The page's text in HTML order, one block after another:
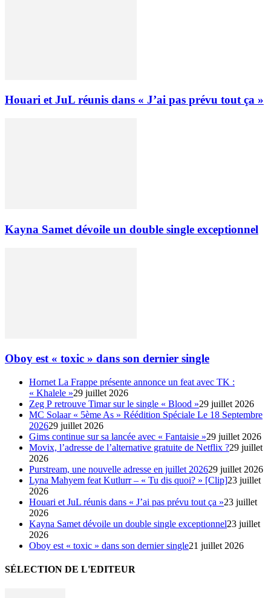
Houari et JuL réunis dans « J’ai pas prévu tout ça »
Kayna Samet dévoile un double single exceptionnel
Oboy est « toxic » dans son dernier single
Hornet La Frappe présente annonce un feat avec TK :
« Khalele »29 juillet 2026
Zeg P retrouve Timar sur le single « Blood »29 juillet 2026
MC Solaar « 5ème As » Réédition Spéciale Le 18 Septembre
202629 juillet 2026
Gims continue sur sa lancée avec « Fantaisie »29 juillet 2026
Movix, l’adresse de l’alternative gratuite de Netflix ?29 juillet
2026
Purstream, une nouvelle adresse en juillet 202629 juillet 2026
Lyna Mahyem feat Kutlurr – « Tu dis quoi? » [Clip]23 juillet
2026
Houari et JuL réunis dans « J’ai pas prévu tout ça »23 juillet
2026
Kayna Samet dévoile un double single exceptionnel23 juillet
2026
Oboy est « toxic » dans son dernier single21 juillet 2026
SÉLECTION DE L'EDITEUR